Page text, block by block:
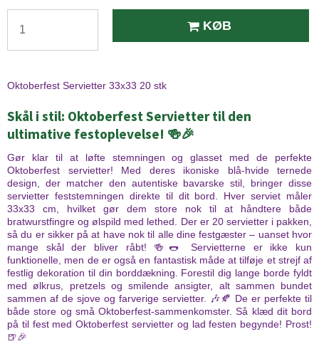
KØB
Oktoberfest Servietter 33x33 20 stk
Skål i stil: Oktoberfest Servietter til den
ultimative festoplevelse! 🍻🎉
Gør klar til at løfte stemningen og glasset med de perfekte
Oktoberfest servietter! Med deres ikoniske blå-hvide ternede
design, der matcher den autentiske bavarske stil, bringer disse
servietter feststemningen direkte til dit bord. Hver serviet måler
33x33 cm, hvilket gør dem store nok til at håndtere både
bratwurstfingre og ølspild med lethed. Der er 20 servietter i pakken,
så du er sikker på at have nok til alle dine festgæster – uanset hvor
mange skål der bliver råbt! 🍻🌭 Servietterne er ikke kun
funktionelle, men de er også en fantastisk måde at tilføje et strejf af
festlig dekoration til din borddækning. Forestil dig lange borde fyldt
med ølkrus, pretzels og smilende ansigter, alt sammen bundet
sammen af de sjove og farverige servietter. 🎶🍂 De er perfekte til
både store og små Oktoberfest-sammenkomster. Så klæd dit bord
på til fest med Oktoberfest servietter og lad festen begynde! Prost!
🍺🎉